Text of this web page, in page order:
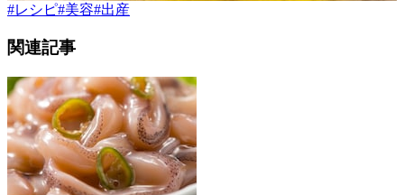
#レシピ#美容#出産
関連記事